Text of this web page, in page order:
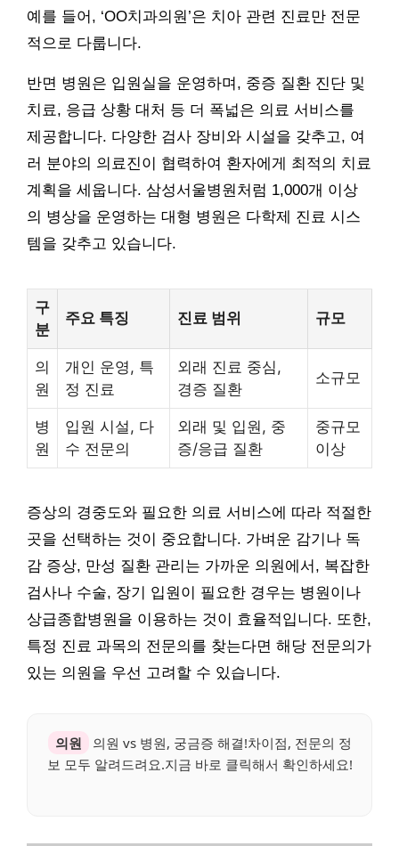
예를 들어, ‘OO치과의원’은 치아 관련 진료만 전문
적으로 다룹니다.
반면 병원은 입원실을 운영하며, 중증 질환 진단 및
치료, 응급 상황 대처 등 더 폭넓은 의료 서비스를
제공합니다. 다양한 검사 장비와 시설을 갖추고, 여
러 분야의 의료진이 협력하여 환자에게 최적의 치료
계획을 세웁니다. 삼성서울병원처럼 1,000개 이상
의 병상을 운영하는 대형 병원은 다학제 진료 시스
템을 갖추고 있습니다.
구
분
주요 특징 진료 범위 규모
의
원
개인 운영, 특
정 진료
외래 진료 중심,
경증 질환
소규모
병
원
입원 시설, 다
수 전문의
외래 및 입원, 중
증/응급 질환
중규모
이상
증상의 경중도와 필요한 의료 서비스에 따라 적절한
곳을 선택하는 것이 중요합니다. 가벼운 감기나 독
감 증상, 만성 질환 관리는 가까운 의원에서, 복잡한
검사나 수술, 장기 입원이 필요한 경우는 병원이나
상급종합병원을 이용하는 것이 효율적입니다. 또한,
특정 진료 과목의 전문의를 찾는다면 해당 전문의가
있는 의원을 우선 고려할 수 있습니다.
의원
의원 vs 병원, 궁금증 해결!차이점, 전문의 정
보 모두 알려드려요.지금 바로 클릭해서 확인하세요!